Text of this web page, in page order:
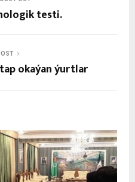
testi.
okaýan ýurtlar